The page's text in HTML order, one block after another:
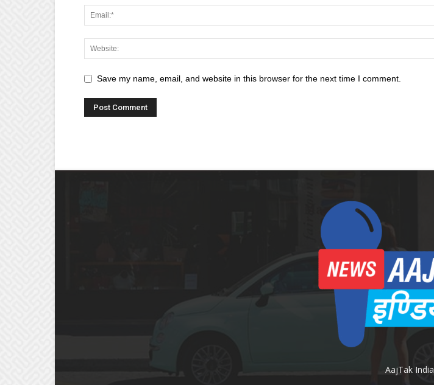
Save my name, email, and website in this browser for the next time I comment.
AajTak India